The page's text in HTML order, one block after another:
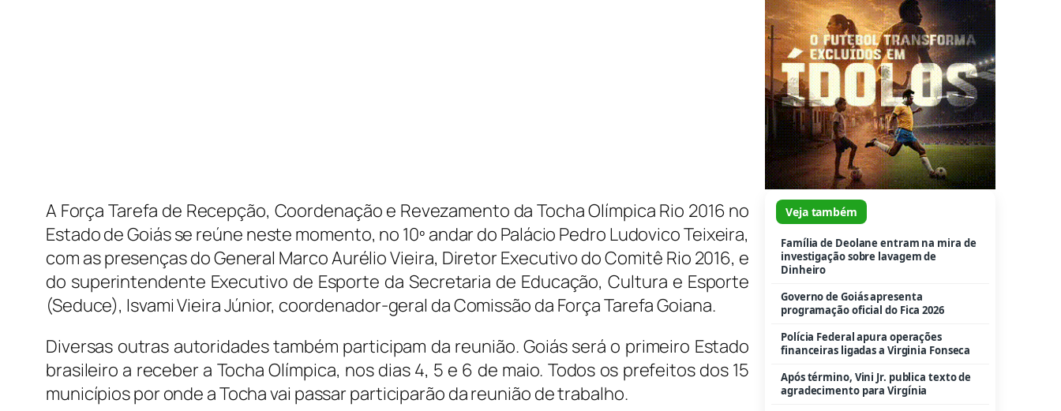
A Força Tarefa de Recepção, Coordenação e Revezamento da Tocha Olímpica Rio 2016 no
Estado de Goiás se reúne neste momento, no 10º andar do Palácio Pedro Ludovico Teixeira,
com as presenças do General Marco Aurélio Vieira, Diretor Executivo do Comitê Rio 2016, e
do superintendente Executivo de Esporte da Secretaria de Educação, Cultura e Esporte
(Seduce), Isvami Vieira Júnior, coordenador-geral da Comissão da Força Tarefa Goiana.
Diversas outras autoridades também participam da reunião. Goiás será o primeiro Estado
brasileiro a receber a Tocha Olímpica, nos dias 4, 5 e 6 de maio. Todos os prefeitos dos 15
municípios por onde a Tocha vai passar participarão da reunião de trabalho.
Veja também
Família de Deolane entram na mira de
investigação sobre lavagem de
Dinheiro
Governo de Goiás apresenta
programação oficial do Fica 2026
Polícia Federal apura operações
financeiras ligadas a Virginia Fonseca
Após término, Vini Jr. publica texto de
agradecimento para Virgínia